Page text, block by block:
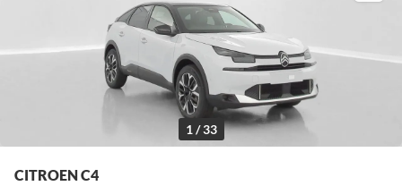
1 / 33
CITROEN C4